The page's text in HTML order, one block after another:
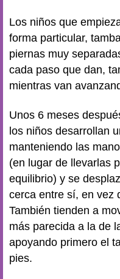
Los niños que
forma particular,
piernas muy
cada paso que dan,
mientras van
Unos 6 meses
los niños desarrollan
manteniendo las
(en lugar de llevarlas
equilibrio) y se
cerca entre sí, en vez
También tienden a
más parecida a la de
apoyando primero el
pies.